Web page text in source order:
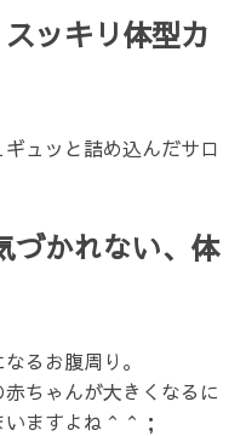
ッキリ体型カ
ュッと詰め込んだサロ
かれない、体
るお腹周り。
ちゃんが大きくなるに
ますよね＾＾；